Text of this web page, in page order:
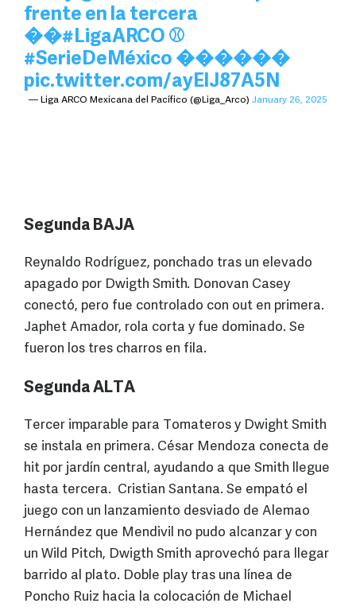
frente en la tercera
��#LigaARCO ⚾
#SerieDeMéxico ������
pic.twitter.com/ayElJ87A5N
— Liga ARCO Mexicana del Pacífico (@Liga_Arco) January 26, 2025
Segunda BAJA
Reynaldo Rodríguez, ponchado tras un elevado
apagado por Dwigth Smith. Donovan Casey
conectó, pero fue controlado con out en primera.
Japhet Amador, rola corta y fue dominado. Se
fueron los tres charros en fila.
Segunda ALTA
Tercer imparable para Tomateros y Dwight Smith
se instala en primera. César Mendoza conecta de
hit por jardín central, ayudando a que Smith llegue
hasta tercera. Cristian Santana. Se empató el
juego con un lanzamiento desviado de Alemao
Hernández que Mendivil no pudo alcanzar y con
un Wild Pitch, Dwigth Smith aprovechó para llegar
barrido al plato. Doble play tras una línea de
Poncho Ruiz hacia la colocación de Michael